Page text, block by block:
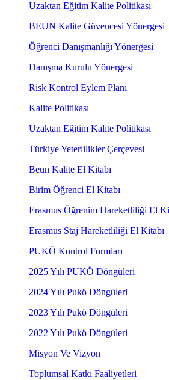
Uzaktan Eğitim Kalite Politikası
BEUN Kalite Güvencesi Yönergesi
Öğrenci Danışmanlığı Yönergesi
Danışma Kurulu Yönergesi
Risk Kontrol Eylem Planı
Kalite Politikası
Uzaktan Eğitim Kalite Politikası
Türkiye Yeterlilikler Çerçevesi
Beun Kalite El Kitabı
Birim Öğrenci El Kitabı
Erasmus Öğrenim Hareketliliği El
Erasmus Staj Hareketliliği El Kitabı
PUKÖ Kontrol Formları
2025 Yılı PUKÖ Döngüleri
2024 Yılı Pukö Döngüleri
2023 Yılı Pukö Döngüleri
2022 Yılı Pukö Döngüleri
Misyon Ve Vizyon
Toplumsal Katkı Faaliyetleri